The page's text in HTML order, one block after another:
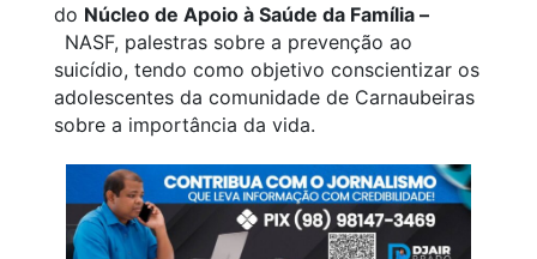
do Núcleo de Apoio à Saúde da Família –
NASF, palestras sobre a prevenção ao
suicídio, tendo como objetivo conscientizar os
adolescentes da comunidade de Carnaubeiras
sobre a importância da vida.